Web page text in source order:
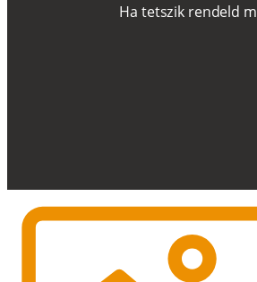
Ha tetszik rendeld m